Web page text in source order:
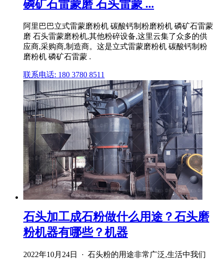
磷矿石雷蒙磨 石头雷蒙 ...
阿里巴巴立式雷蒙磨粉机 碳酸钙制粉磨粉机 磷矿石雷蒙
磨 石头雷蒙磨粉机,其他粉碎设备,这里云集了众多的供
应商,采购商,制造商。这是立式雷蒙磨粉机 碳酸钙制粉
磨粉机 磷矿石雷蒙 .
联系电话: 180 3780 8511
石头加工成石粉做什么用途？石头磨
粉机器有哪些？机器
2022年10月24日 · 石头粉的用途非常广泛,生活中我们